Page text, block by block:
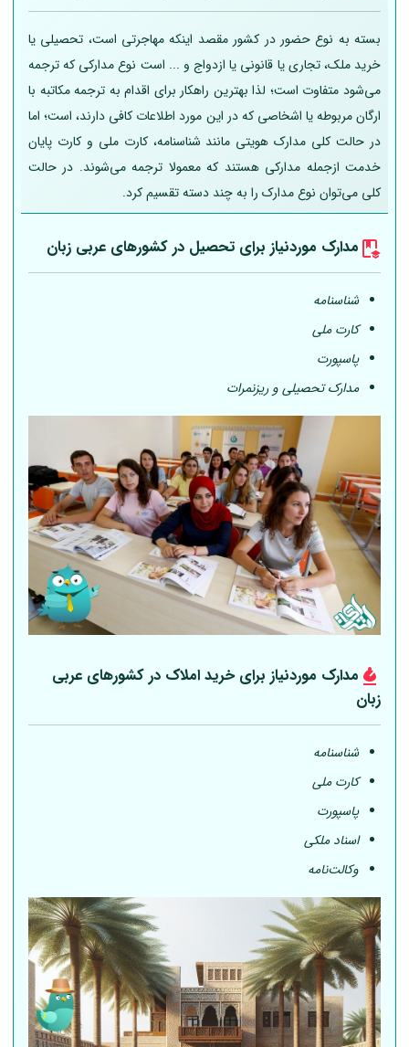
بسته به نوع حضور در کشور مقصد اینکه مهاجرتی است، تحصیلی یا
خرید ملک، تجاری یا قانونی یا ازدواج و ... است نوع مدارکی که ترجمه
می‌شود متفاوت است؛ لذا بهترین راهکار برای اقدام به ترجمه مکاتبه با
ارگان مربوطه یا اشخاصی که در این مورد اطلاعات کافی دارند، است؛ اما
در حالت کلی مدارک هویتی مانند شناسنامه، کارت ملی و کارت پایان
خدمت ازجمله مدارکی هستند که معمولا ترجمه می‌شوند. در حالت
کلی می‌توان نوع مدارک را به چند دسته تقسیم کرد.
مدارک موردنیاز برای تحصیل در کشورهای عربی زبان
شناسنامه
کارت ملی
پاسپورت
مدارک تحصیلی و ریزنمرات
مدارک موردنیاز برای خرید املاک در کشورهای عربی
زبان
شناسنامه
کارت ملی
پاسپورت
اسناد ملکی
وکالت‌نامه